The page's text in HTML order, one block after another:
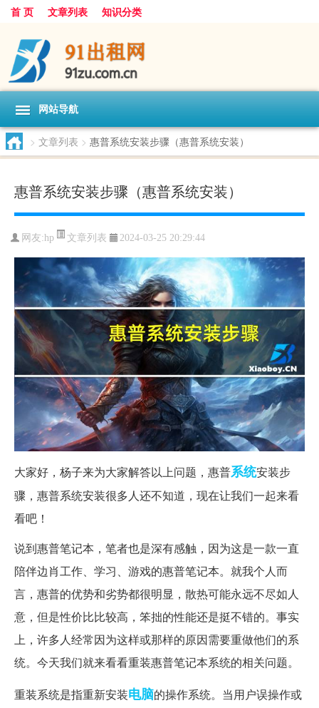
首 页 文章列表 知识分类
网站导航
> 文章列表 > 惠普系统安装步骤（惠普系统安装）
惠普系统安装步骤（惠普系统安装）
网友:hp 文章列表 2024-03-25 20:29:44
大家好，杨子来为大家解答以上问题，惠普系统安装步
骤，惠普系统安装很多人还不知道，现在让我们一起来看
看吧！
说到惠普笔记本，笔者也是深有感触，因为这是一款一直
陪伴边肖工作、学习、游戏的惠普笔记本。就我个人而
言，惠普的优势和劣势都很明显，散热可能永远不尽如人
意，但是性价比比较高，笨拙的性能还是挺不错的。事实
上，许多人经常因为这样或那样的原因需要重做他们的系
统。今天我们就来看看重装惠普笔记本系统的相关问题。
重装系统是指重新安装电脑的操作系统。当用户误操作或